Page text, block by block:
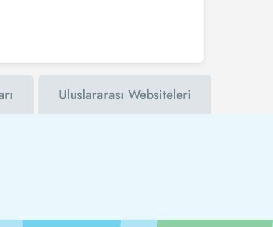
Uluslararası Websiteleri